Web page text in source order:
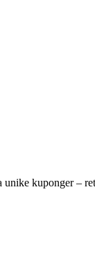
unike kuponger –